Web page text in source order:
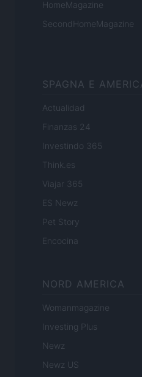
HomeMagazine
SecondHomeMagazine
SPAGNA E
Actualidad
Finanzas 24
Investindo 365
Think.es
Viajar 365
ES Newz
Pet Story
Encocina
NORD AMERICA
Womanmagazine
Investing Plus
Newz
Newz US